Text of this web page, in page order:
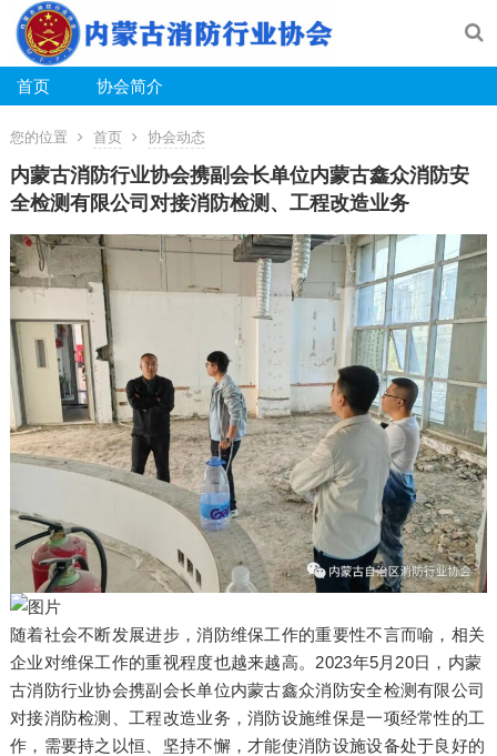
首页 协会简介
您的位置 首页 协会动态
内蒙古消防行业协会携副会长单位内蒙古鑫众消防安
全检测有限公司对接消防检测、工程改造业务
随着社会不断发展进步，消防维保工作的重要性不言而喻，相关
企业对维保工作的重视程度也越来越高。2023年5月20日，内蒙
古消防行业协会携副会长单位内蒙古鑫众消防安全检测有限公司
对接消防检测、工程改造业务，消防设施维保是一项经常性的工
作，需要持之以恒、坚持不懈，才能使消防设施设备处于良好的